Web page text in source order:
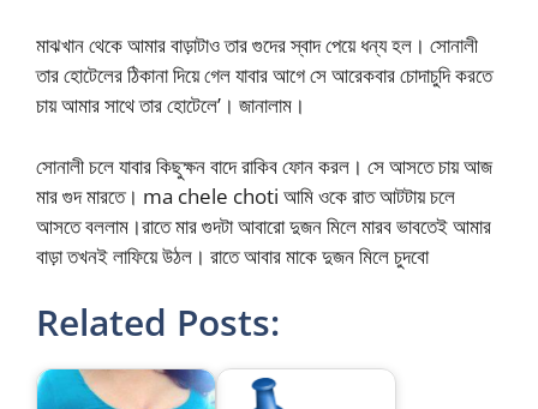
মাঝখান থেকে আমার বাড়াটাও তার গুদের স্বাদ পেয়ে ধন্য হল। সোনালী
তার হোটেলের ঠিকানা দিয়ে গেল যাবার আগে সে আরেকবার চোদাচুদি করতে
চায় আমার সাথে তার হোটেলে’। জানালাম।
সোনালী চলে যাবার কিছুক্ষন বাদে রাকিব ফোন করল। সে আসতে চায় আজ
মার গুদ মারতে। ma chele choti আমি ওকে রাত আটটায় চলে
আসতে বললাম।রাতে মার গুদটা আবারো দুজন মিলে মারব ভাবতেই আমার
বাড়া তখনই লাফিয়ে উঠল। রাতে আবার মাকে দুজন মিলে চুদবো
Related Posts: